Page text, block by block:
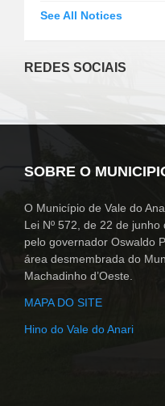
See All Notices
REDES SOCIAIS
SOBRE O
O Município de Vale do
Lei Nº 572, de 22 de
pelo governador Oswaldo
área desmembrada do
Machadinho d’Oeste.
MAPA DO SITE
Hino do Vale do Anari